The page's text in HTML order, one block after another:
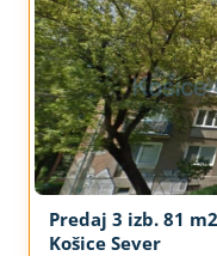
Predaj 3 izb. 81
Košice Sever